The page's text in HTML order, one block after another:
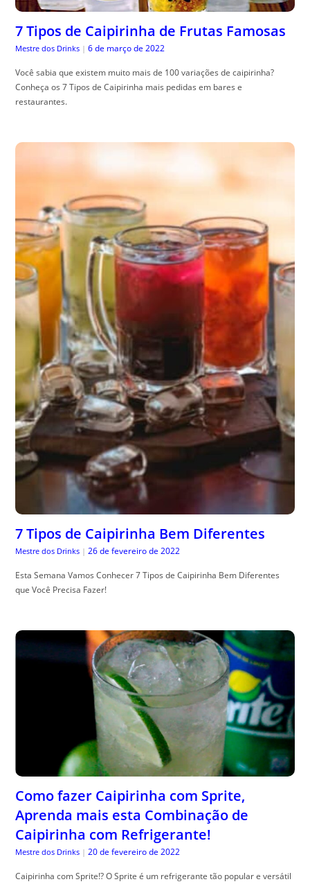
7 Tipos de Caipirinha de Frutas Famosas
Mestre dos Drinks | 6 de março de 2022
Você sabia que existem muito mais de 100 variações de caipirinha?
Conheça os 7 Tipos de Caipirinha mais pedidas em bares e
restaurantes.
7 Tipos de Caipirinha Bem Diferentes
Mestre dos Drinks | 26 de fevereiro de 2022
Esta Semana Vamos Conhecer 7 Tipos de Caipirinha Bem Diferentes
que Você Precisa Fazer!
Como fazer Caipirinha com Sprite,
Aprenda mais esta Combinação de
Caipirinha com Refrigerante!
Mestre dos Drinks | 20 de fevereiro de 2022
Caipirinha com Sprite!? O Sprite é um refrigerante tão popular e versátil